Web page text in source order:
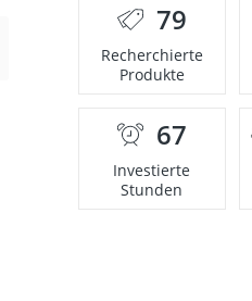
79
Recherchierte
Produkte
67
Investierte
Stunden